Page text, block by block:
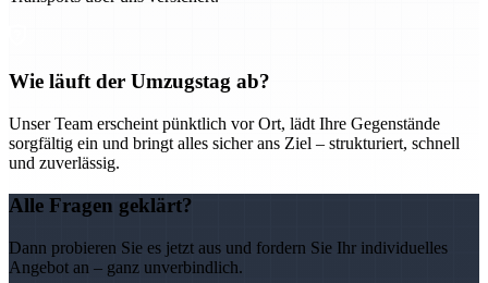
Wie läuft der Umzugstag ab?
Unser Team erscheint pünktlich vor Ort, lädt Ihre Gegenstände
sorgfältig ein und bringt alles sicher ans Ziel – strukturiert, schnell
und zuverlässig.
Alle Fragen geklärt?
Dann probieren Sie es jetzt aus und fordern Sie Ihr individuelles
Angebot an – ganz unverbindlich.